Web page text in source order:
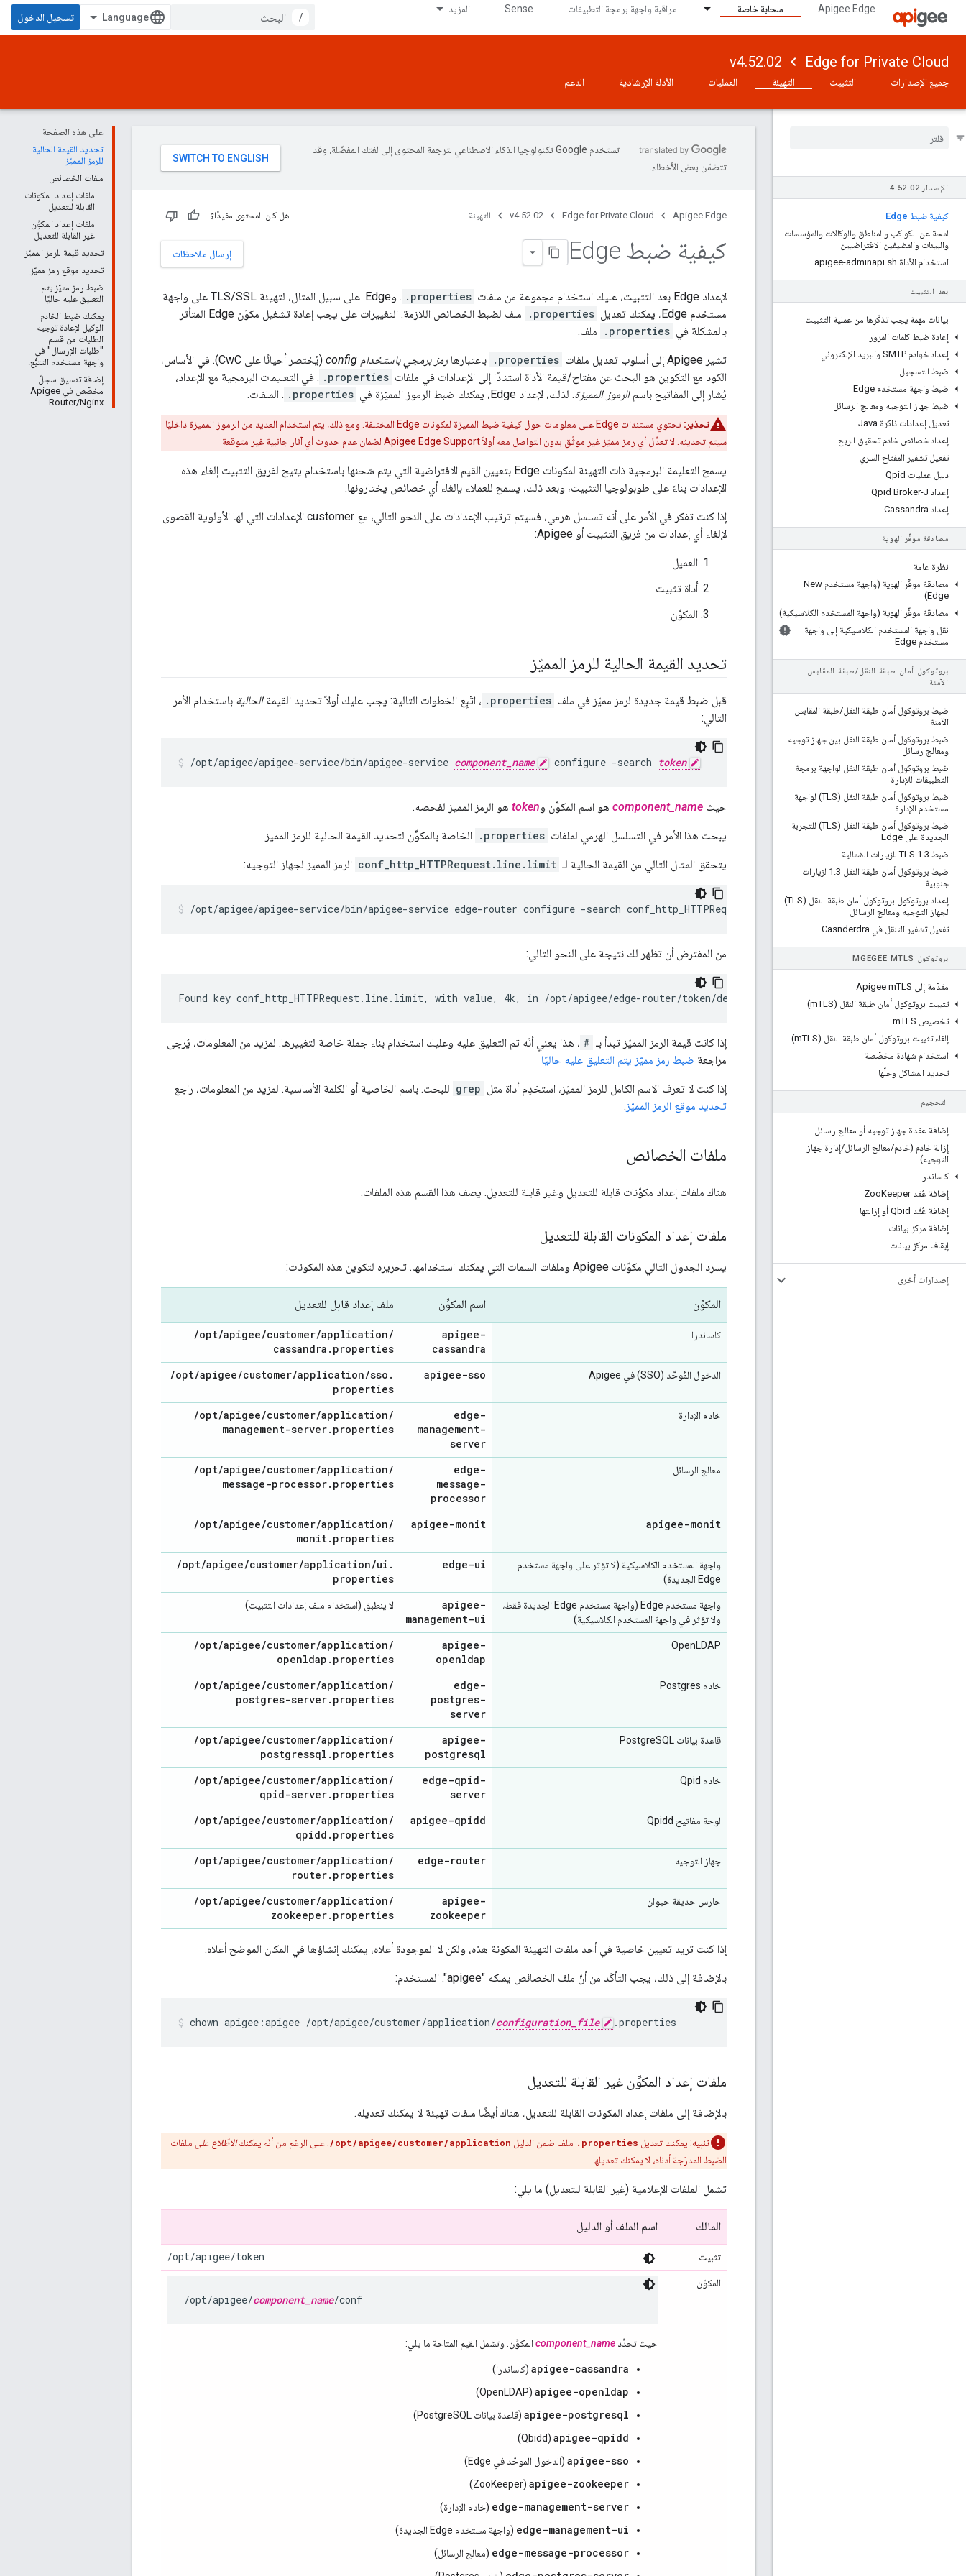
Apigee Edge سحابة خاصة مراقبة واجهة برمجة التطبيقات Sense المزيد
/ تسجيل الدخول
Edge for Private Cloud
v4.52.02
جميع الإصدارات التثبيت التهيئة العمليات الأدلة الإرشادية الدعم
الإصدار 4 . 52.02
كيفية ضبط Edge
لمحة عن الكواكب والمناطق والوكالات والمؤسسات
والبيئات والمضيفين الافتراضيين
استخدام الأداة apigee-adminapi
.sh
بعد التثبيت
بيانات مهمة يجب تذكّرها من عملية التثبيت
إعادة ضبط كلمات المرور
إعداد خوادم SMTP والبريد الإلكتروني
ضبط التسجيل
ضبط واجهة مستخدم Edge
ضبط جهاز التوجيه ومعالج الرسائل
تعديل إعدادات ذاكرة Java
إعداد خصائص خادم تحقيق الربح
تفعيل تشفير المفتاح السري
دليل عمليات Qpid
إعداد Qpid Broker-J
إعداد Cassandra
مصادقة موفِّر الهوية
نظرة عامة
مصادقة موفِّر الهوية (واجهة مستخدم New
Edge)
مصادقة موفِّر الهوية (واجهة المستخدم الكلاسيكية)
نقل واجهة المستخدم الكلاسيكية إلى واجهة
مستخدم Edge
بروتوكول أمان طبقة النقل/طبقة المقابس
الآمنة
ضبط بروتوكول أمان طبقة النقل/طبقة المقابس
الآمنة
ضبط بروتوكول أمان طبقة النقل بين جهاز توجيه
ومعالج رسائل
ضبط بروتوكول أمان طبقة النقل لواجهة برمجة
التطبيقات للإدارة
ضبط بروتوكول أمان طبقة النقل (TLS) لواجهة
مستخدم الإدارة
ضبط بروتوكول أمان طبقة النقل (TLS) للتجربة
الجديدة على Edge
ضبط TLS 1
.3 للزيارات الشمالية
ضبط بروتوكول أمان طبقة النقل 1
.
3 لزيارات
جنوبية
إعداد بروتوكول بروتوكول أمان طبقة النقل (TLS)
لجهاز التوجيه ومعالج الرسائل
تفعيل تشفير التنقل في Casnderdra
بروتوكول MGEGEE M TLS
مقدّمة إلى Apigee m TLS
تثبيت بروتوكول أمان طبقة النقل (mTLS)
تخصيص m TLS
إلغاء تثبيت بروتوكول أمان طبقة النقل (mTLS)
استخدام شهادة مخصّصة
تحديد المشاكل وحلّها
التحجيم
إضافة عقدة جهاز توجيه أو معالج رسائل
إزالة خادم (خادم/معالج الرسائل/إدارة جهاز
التوجيه)
كاساندرا
إضافة عُقد ZooKeeper
إضافة عُقَد Qbid أو إزالتها
إضافة مركز بيانات
إيقاف مركز بيانات
إصدارات أخرى
على هذه الصفحة
تحديد القيمة الحالية
للرمز المميّز
ملفات الخصائص
ملفات إعداد المكونات
القابلة للتعديل
ملفات إعداد المكوِّن
غير القابلة للتعديل
تحديد قيمة للرمز المميّز
تحديد موقع رمز مميّز
ضبط رمز مميّز يتم
التعليق عليه حاليًا
يمكنك ضبط الخادم
الوكيل لإعادة توجيه
الطلبات من قسم
"طلبات الإرسال" في
واجهة مستخدم التتبُّع.
إضافة تنسيق سجلّ
مخصّص في Apigee
Router/Nginx
تستخدم Google تكنولوجيا الذكاء الاصطناعي لترجمة المحتوى إلى لغتك المفضّلة، وقد
تتضمّن بعض الأخطاء.
Apigee Edge
Edge for Private Cloud
v4.52.02 التهيئة هل كان المحتوى مفيدًا؟
إرسال ملاحظات كيفية ضبط Edge
لإعداد Edge بعد التثبيت، عليك استخدام مجموعة من ملفات .properties
. وEdge. على سبيل المثال، لتهيئة TLS/SSL على واجهة
مستخدم Edge، يمكنك تعديل
.properties
ملف لضبط الخصائص اللازمة. التغييرات على يجب إعادة تشغيل مكوّن Edge المتأثر
بالمشكلة في .properties ملف.
تشير Apigee إلى أسلوب تعديل ملفات .properties باعتبارها رمز برمجي باستخدام config
(يُختصر أحيانًا على CwC). في الأساس،
الكود مع التكوين هو البحث عن مفتاح/قيمة الأداة استنادًا إلى الإعدادات في ملفات .properties . في التعليمات البرمجية مع الإعداد،
يُشار إلى المفاتيح باسمالرموز المميزة. لذلك، لإعداد Edge، يمكنك ضبط الرموز المميّزة في .properties . الملفات.
تحذير:
تحتوي مستندات Edge على معلومات حول كيفية ضبط المميزة لمكونات Edge المختلفة. ومع ذلك، يتم استخدام العديد من الرموز المميزة داخليًا
سيتم تحديثه. لا تعدِّل أي رمز مميّز غير موثَّق بدون التواصل معه أولاًApigee Edge Support لضمان عدم حدوث أي آثار جانبية غير متوقعة
يسمح التعليمة البرمجية ذات التهيئة لمكونات Edge بتعيين القيم الافتراضية التي يتم شحنها باستخدام يتيح لفريق التثبيت إلغاء هذه
الإعدادات بناءً على طوبولوجيا التثبيت، وبعد ذلك، يسمح للعملاء بإلغاء أي خصائص يختارونها.
إذا كنت تفكر في الأمر على أنه تسلسل هرمي، فسيتم ترتيب الإعدادات على النحو التالي، مع customer الإعدادات التي لها الأولوية القصوى
لإلغاء أي إعدادات من فريق التثبيت أو Apigee:
العميل
أداة تثبيت
المكوّن
تحديد القيمة الحالية للرمز المميّز
قبل ضبط قيمة جديدة لرمز مميّز في ملف .properties ، اتّبِع الخطوات التالية: يجب عليك أولاً تحديد القيمةالحالية باستخدام الأمر
التالي:
/opt/apigee/apigee-service/bin/apigee-service component_name configure -search token
حيث component_name هو اسم المكوِّن وtoken هو الرمز المميز لفحصه.
يبحث هذا الأمر في التسلسل الهرمي لملفات .properties الخاصة بالمكوِّن لتحديد القيمة الحالية للرمز المميز.
يتحقق المثال التالي من القيمة الحالية لـ conf_http_HTTPRequest.line.limit الرمز المميز لجهاز التوجيه:
/opt/apigee/apigee-service/bin/apigee-service edge-router configure -search conf_http_HTTPRequest.line.limit
من المفترض أن تظهر لك نتيجة على النحو التالي:
Found key conf_http_HTTPRequest.line.limit, with value, 4k, in /opt/apigee/edge-router/token/default.properties
إذا كانت قيمة الرمز المميّز تبدأ بـ # ، هذا يعني أنّه تم التعليق عليه وعليك استخدام بناء جملة خاصة لتغييرها. لمزيد من المعلومات، يُرجى
مراجعة ضبط رمز مميّز يتم التعليق عليه حاليًا
إذا كنت لا تعرف الاسم الكامل للرمز المميّز، استخدِم أداة مثل grep للبحث. باسم الخاصية أو الكلمة الأساسية. لمزيد من المعلومات، راجع
تحديد موقع الرمز المميّز.
ملفات الخصائص
هناك ملفات إعداد مكوّنات قابلة للتعديل وغير قابلة للتعديل. يصف هذا القسم هذه الملفات.
ملفات إعداد المكونات القابلة للتعديل
يسرد الجدول التالي مكوّنات Apigee وملفات السمات التي يمكنك استخدامها. تحريره لتكوين هذه المكونات:
المكوّن اسم المكوِّن ملف إعداد قابل للتعديل
كاساندرا
apigee-
cassandra
/opt/apigee/customer/application/
cassandra . properties
الدخول المُوحَّد (SSO) في Apigee apigee-sso
/opt/apigee/customer/application/sso .
properties
خادم الإدارة
edge-
management-
server
/opt/apigee/customer/application/
management-server. properties
معالج الرسائل
edge-
message-
processor
/opt/apigee/customer/application/
message-processor. properties
apigee-monit
apigee-monit
/opt/apigee/customer/application/
monit. properties
واجهة المستخدم الكلاسيكية (لا تؤثر على واجهة مستخدم
Edge الجديدة)
edge-ui
/opt/apigee/customer/application/ui .
properties
واجهة مستخدم Edge (واجهة مستخدم Edge الجديدة فقط،
ولا تؤثر في واجهة المستخدم الكلاسيكية)
apigee-
management-ui
لا ينطبق (استخدام ملف إعدادات التثبيت)
OpenLDAP
apigee-
openldap
/opt/apigee/customer/application/
openldap . properties
خادم Postgres
edge-
postgres-
server
/opt/apigee/customer/application/
postgres-server. properties
قاعدة بيانات PostgreSQL
apigee-
postgresql
/opt/apigee/customer/application/
postgressql . properties
خادم Qpid
edge-qpid-
server
/opt/apigee/customer/application/
qpid-server. properties
لوحة مفاتيح Qpidd apigee-qpidd
/opt/apigee/customer/application/
qpidd . properties
جهاز التوجيه edge-router
/opt/apigee/customer/application/
router. properties
حارس حديقة حيوان
apigee-
zookeeper
/opt/apigee/customer/application/
zookeeper. properties
إذا كنت تريد تعيين خاصية في أحد ملفات التهيئة المكونة هذه، ولكن لا الموجودة أعلاه، يمكنك إنشاؤها في المكان الموضح أعلاه.
بالإضافة إلى ذلك، يجب التأكّد من أنّ ملف الخصائص يملكه "apigee". المستخدم:
chown apigee:apigee /opt/apigee/customer/application/configuration_file .properties
ملفات إعداد المكوِّن غير القابلة للتعديل
بالإضافة إلى ملفات إعداد المكونات القابلة للتعديل، هناك أيضًا ملفات تهيئة لا يمكنك تعديله.
تنبيه: يمكنك تعديل .properties ملف ضمن الدليل /opt/apigee/customer/application . على الرغم من أنّه يمكنكالاطّلاع على
ملفات
الضبط المدرَجة أدناه، لا يمكنك تعديلها
تشمل الملفات الإعلامية (غير القابلة للتعديل) ما يلي:
المالك اسم الملف أو الدليل
تثبيت /opt/apigee/token
المكوّن
/opt/apigee/component_name/conf
حيث تحدِّد component_name المكوِّن. وتشمل القيم المتاحة ما يلي:
apigee-cassandra (كاساندرا)
apigee-openldap
(OpenLDAP)
apigee-postgresql (قاعدة بيانات PostgreSQL)
apigee-qpidd
(Qbidd)
apigee-sso (الدخول الموحّد في Edge)
apigee-zookeeper
(ZooKeeper)
edge-management-server (خادم الإدارة)
edge-management-ui (واجهة مستخدم Edge الجديدة)
edge-message-processor (معالج الرسائل)